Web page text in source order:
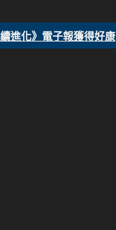
進化》電子報獲得好康